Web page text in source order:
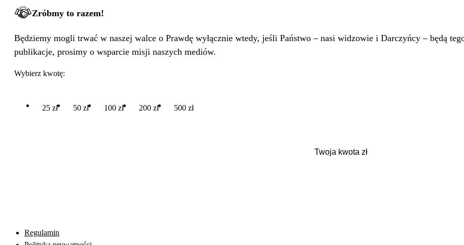
Zróbmy to razem!
Będziemy mogli trwać w naszej walce o Prawdę wyłącznie wtedy, jeśli Państwo – nasi widzowie i Darczyńcy – będą
publikacje, prosimy o wsparcie misji naszych mediów.
Wybierz kwotę:
25 zł 50 zł 100 zł 200 zł 500 zł
Regulamin